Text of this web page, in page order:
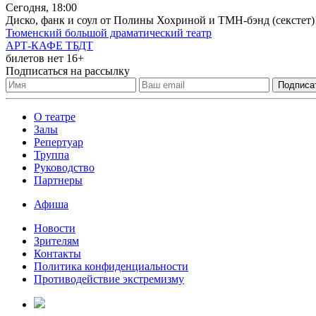
Сегодня, 18:00
Диско, фанк и соул от Полины Хохриной и ТМН-бэнд
Тюменский большой драматический театр
АРТ-КАФЕ ТБДТ
билетов нет 16+
Подписаться на рассылку
О театре
Залы
Репертуар
Труппа
Руководство
Партнеры
Афиша
Новости
Зрителям
Контакты
Политика конфиденциальности
Противодействие экстремизму